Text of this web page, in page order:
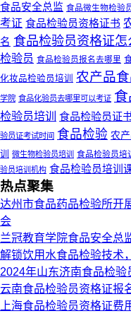
食品安全总监 食品微生物检验
考证 食品检验员资格证书
名 食品检验员资格证怎
检验员 食品检验员报名去哪里
化妆品检验员培训 农产品
学院 食品化验员去哪里可以考证 食
检验员培训 食品检验员证
验员证考试时间 食品检验 农
训
微生物检验员培训 食品检验员培
验员培训机构 食品检验员培训
热点聚集
达州市食品药品检验所开
会
兰冠教育学院食品安全总
解锁饮用水食品检验技术
2024年山东济南食品检
云南食品检验员资格证报
上海食品检验员资格证费